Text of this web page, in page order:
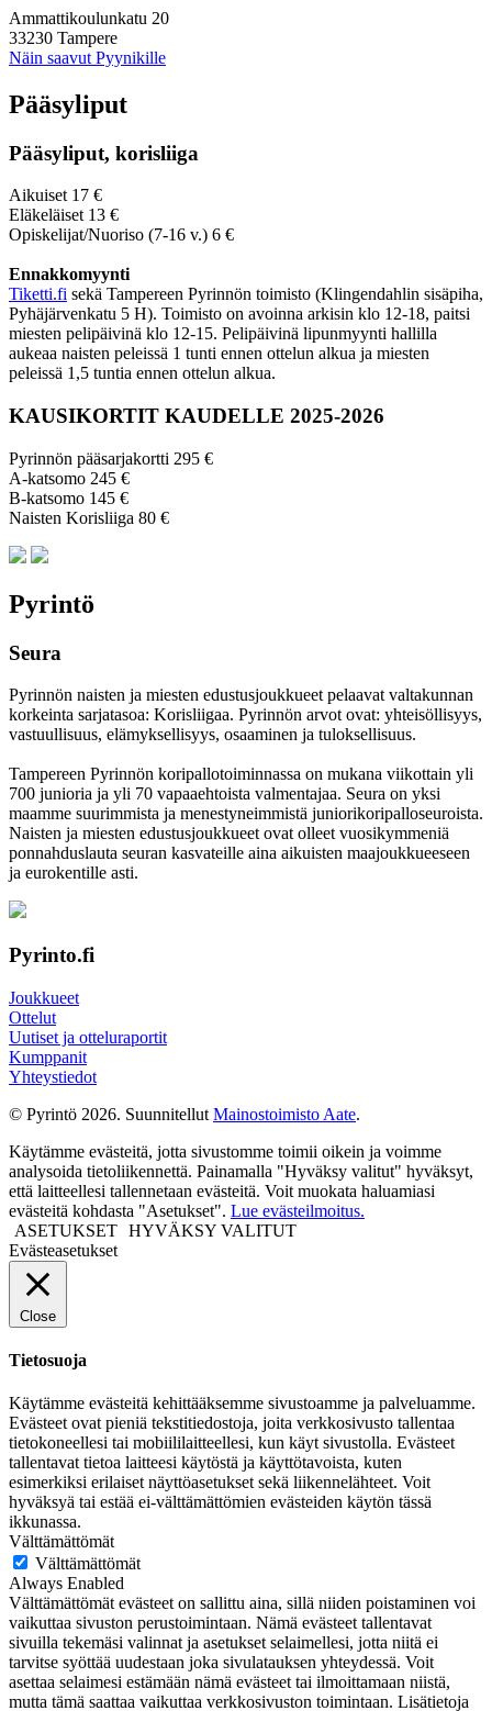
Ammattikoulunkatu 20
33230 Tampere
Näin saavut Pyynikille
Pääsyliput
Pääsyliput, korisliiga
Aikuiset 17 €
Eläkeläiset 13 €
Opiskelijat/Nuoriso (7-16 v.) 6 €
Ennakkomyynti
Tiketti.fi sekä Tampereen Pyrinnön toimisto (Klingendahlin sisäpiha,
Pyhäjärvenkatu 5 H). Toimisto on avoinna arkisin klo 12-18, paitsi
miesten pelipäivinä klo 12-15. Pelipäivinä lipunmyynti hallilla
aukeaa naisten peleissä 1 tunti ennen ottelun alkua ja miesten
peleissä 1,5 tuntia ennen ottelun alkua.
KAUSIKORTIT KAUDELLE 2025-2026
Pyrinnön pääsarjakortti 295 €
A-katsomo 245 €
B-katsomo 145 €
Naisten Korisliiga 80 €
Pyrintö
Seura
Pyrinnön naisten ja miesten edustusjoukkueet pelaavat valtakunnan
korkeinta sarjatasoa: Korisliigaa. Pyrinnön arvot ovat: yhteisöl­lisyys,
vastuul­lisuus, elämyk­sellisyys, osaaminen ja tulok­sellisuus.
Tampereen Pyrinnön kori­pallo­toimin­nassa on mukana viikottain yli
700 junioria ja yli 70 vapaa­ehtoista valmen­tajaa. Seura on yksi
maamme suurim­mista ja menes­tyneim­mistä juni­ori­kori­pallo­seuroista.
Naisten ja miesten edustus­joukkueet ovat olleet vuosi­kymmeniä
ponnahdus­lauta seuran kasvateille aina aikuisten maa­joukkueeseen
ja euro­kentille asti.
Pyrinto.fi
Joukkueet
Ottelut
Uutiset ja otteluraportit
Kumppanit
Yhteystiedot
© Pyrintö 2026. Suunnitellut Mainostoimisto Aate.
Käytämme evästeitä, jotta sivustomme toimii oikein ja voimme
analysoida tietoliikennettä. Painamalla "Hyväksy valitut" hyväksyt,
että laitteellesi tallennetaan evästeitä. Voit muokata haluamiasi
evästeitä kohdasta "Asetukset". Lue evästeilmoitus.
ASETUKSET HYVÄKSY VALITUT
Evästeasetukset
Close
Tietosuoja
Käytämme evästeitä kehittääksemme sivustoamme ja palveluamme.
Evästeet ovat pieniä tekstitiedostoja, joita verkkosivusto tallentaa
tietokoneellesi tai mobiililaitteellesi, kun käyt sivustolla. Evästeet
tallentavat tietoa laitteesi käytöstä ja käyttötavoista, kuten
esimerkiksi erilaiset näyttöasetukset sekä liikennelähteet. Voit
hyväksyä tai estää ei-välttämättömien evästeiden käytön tässä
ikkunassa.
Välttämättömät
Välttämättömät
Always Enabled
Välttämättömät evästeet on sallittu aina, sillä niiden poistaminen voi
vaikuttaa sivuston perustoimintaan. Nämä evästeet tallentavat
sivuilla tekemäsi valinnat ja asetukset selaimellesi, jotta niitä ei
tarvitse syöttää uudestaan joka sivulatauksen yhteydessä. Voit
asettaa selaimesi estämään nämä evästeet tai ilmoittamaan niistä,
mutta tämä saattaa vaikuttaa verkkosivuston toimintaan. Lisätietoja